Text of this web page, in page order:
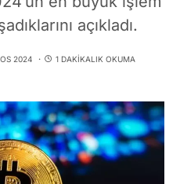
açıkladı.
2024 1 DAKIKALIK OKUMA